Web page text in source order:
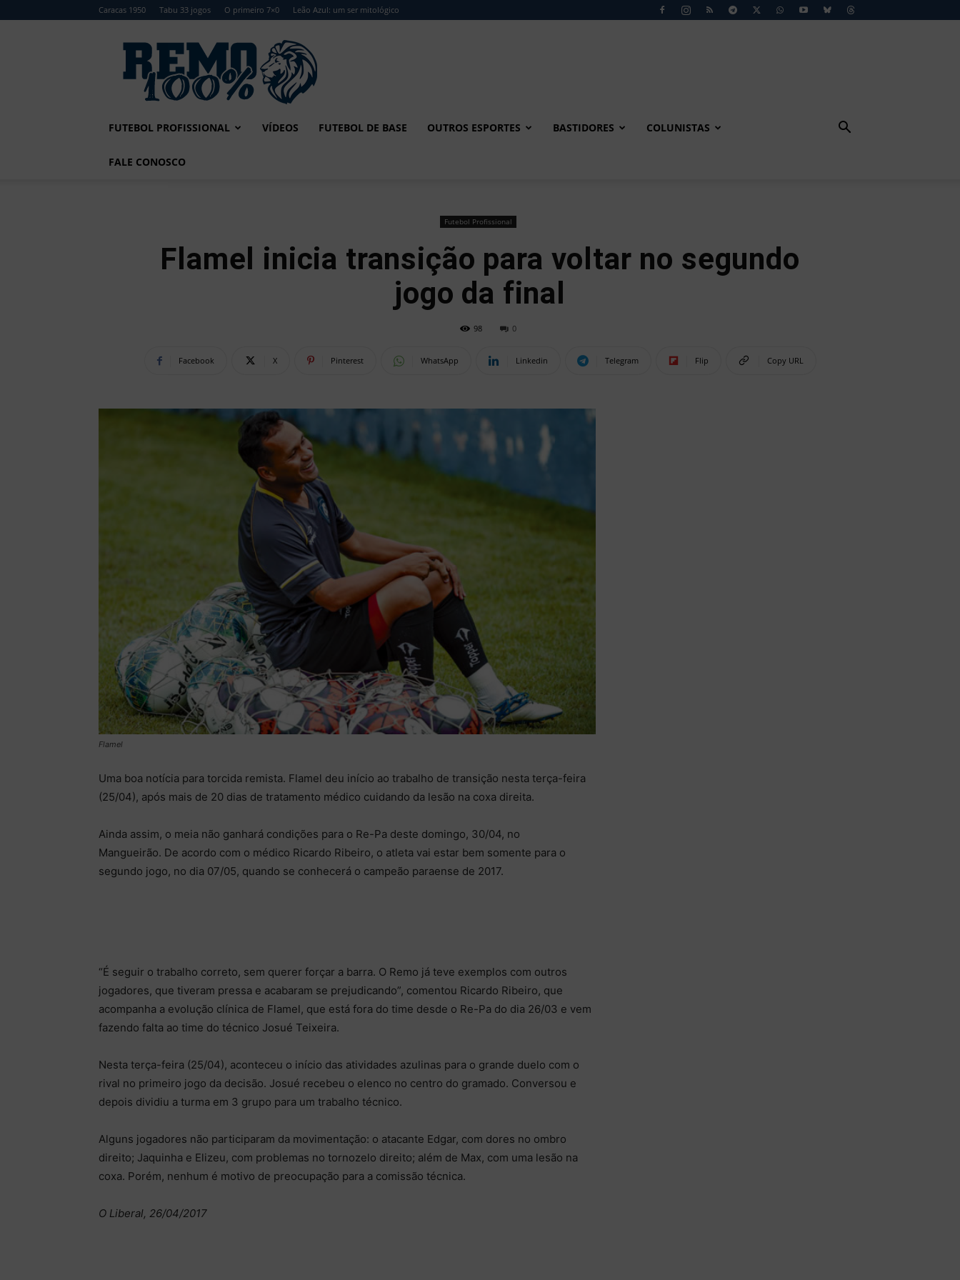
Caracas 1950 Tabu 33 jogos O primeiro 7×0 Leão Azul: um ser mitológico
Remo
FUTEBOL PROFISSIONAL VÍDEOS FUTEBOL DE BASE OUTROS ESPORTES BASTIDORES COLUNISTAS
FALE CONOSCO
Futebol Profissional
Flamel inicia transição para voltar no segundo
jogo da final
98 0
Facebook X Pinterest WhatsApp Linkedin Telegram Flip Copy URL
Flamel
Uma boa notícia para torcida remista. Flamel deu início ao trabalho de transição nesta terça-feira
(25/04), após mais de 20 dias de tratamento médico cuidando da lesão na coxa direita.
Ainda assim, o meia não ganhará condições para o Re-Pa deste domingo, 30/04, no
Mangueirão. De acordo com o médico Ricardo Ribeiro, o atleta vai estar bem somente para o
segundo jogo, no dia 07/05, quando se conhecerá o campeão paraense de 2017.
“É seguir o trabalho correto, sem querer forçar a barra. O Remo já teve exemplos com outros
jogadores, que tiveram pressa e acabaram se prejudicando”, comentou Ricardo Ribeiro, que
acompanha a evolução clínica de Flamel, que está fora do time desde o Re-Pa do dia 26/03 e vem
fazendo falta ao time do técnico Josué Teixeira.
Nesta terça-feira (25/04), aconteceu o início das atividades azulinas para o grande duelo com o
rival no primeiro jogo da decisão. Josué recebeu o elenco no centro do gramado. Conversou e
depois dividiu a turma em 3 grupo para um trabalho técnico.
Alguns jogadores não participaram da movimentação: o atacante Edgar, com dores no ombro
direito; Jaquinha e Elizeu, com problemas no tornozelo direito; além de Max, com uma lesão na
coxa. Porém, nenhum é motivo de preocupação para a comissão técnica.
O Liberal, 26/04/2017